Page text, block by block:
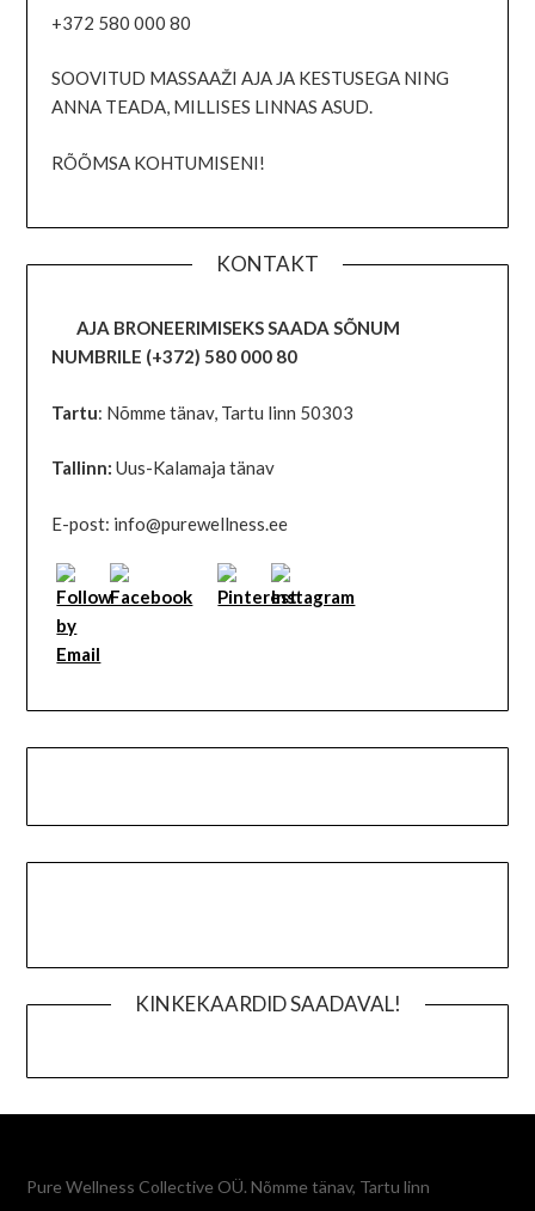
+372 580 000 80
SOOVITUD MASSAAŽI AJA JA KESTUSEGA NING
ANNA TEADA, MILLISES LINNAS ASUD.
RÕÕMSA KOHTUMISENI!
KONTAKT
AJA BRONEERIMISEKS SAADA SÕNUM
NUMBRILE (+372) 580 000 80
Tartu: Nõmme tänav, Tartu linn 50303
Tallinn: Uus-Kalamaja tänav
E-post: info@purewellness.ee
KINKEKAARDID SAADAVAL!
Pure Wellness Collective OÜ. Nõmme tänav, Tartu linn